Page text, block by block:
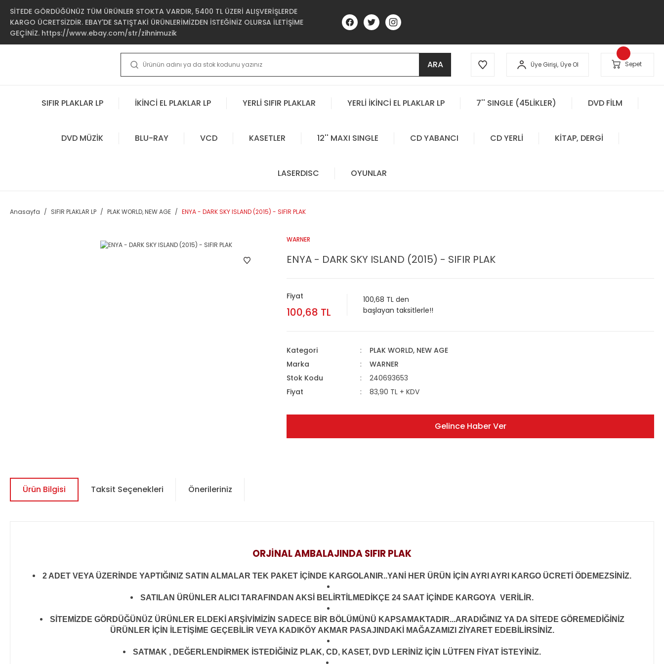
SİTEDE GÖRDÜĞÜNÜZ TÜM ÜRÜNLER STOKTA VARDIR, 5400 TL ÜZERİ ALIŞVERİŞLERDE
KARGO ÜCRETSİZDİR. EBAY'DE SATIŞTAKİ ÜRÜNLERİMİZDEN İSTEĞİNİZ OLURSA İLETİŞİME
GEÇİNİZ. https://www.ebay.com/str/zihnimuzik
ARA Üye Girişi, Üye Ol Sepet
SIFIR PLAKLAR LP İKİNCİ EL PLAKLAR LP YERLİ SIFIR PLAKLAR YERLİ İKİNCİ EL PLAKLAR LP 7'' SINGLE (45LİKLER) DVD FİLM
DVD MÜZİK BLU-RAY VCD KASETLER 12'' MAXI SINGLE CD YABANCI CD YERLİ KİTAP, DERGİ
LASERDISC OYUNLAR
Anasayfa SIFIR PLAKLAR LP PLAK WORLD, NEW AGE ENYA - DARK SKY ISLAND (2015) - SIFIR PLAK
WARNER
ENYA - DARK SKY ISLAND (2015) - SIFIR PLAK
Fiyat
100,68 TL
100,68 TL den
başlayan taksitlerle!!
Kategori
PLAK WORLD, NEW AGE
Marka
WARNER
Stok Kodu
240693653
Fiyat
83,90 TL + KDV
Gelince Haber Ver
Ürün Bilgisi Taksit Seçenekleri Önerileriniz
ORJİNAL AMBALAJINDA SIFIR PLAK
2 ADET VEYA ÜZERİNDE YAPTIĞINIZ SATIN ALMALAR TEK PAKET İÇİNDE KARGOLANIR..YANİ HER ÜRÜN İÇİN AYRI AYRI KARGO ÜCRETİ ÖDEMEZSİNİZ.
SATILAN ÜRÜNLER ALICI TARAFINDAN AKSİ BELİRTİLMEDİKÇE 24 SAAT İÇİNDE KARGOYA VERİLİR.
SİTEMİZDE GÖRDÜĞÜNÜZ ÜRÜNLER ELDEKİ ARŞİVİMİZİN SADECE BİR BÖLÜMÜNÜ KAPSAMAKTADIR...ARADIĞINIZ YA DA SİTEDE GÖREMEDİĞİNİZ
ÜRÜNLER İÇİN İLETİŞİME GEÇEBİLİR VEYA KADIKÖY AKMAR PASAJINDAKİ MAĞAZAMIZI ZİYARET EDEBİLİRSİNİZ.
SATMAK , DEĞERLENDİRMEK İSTEDİĞİNİZ PLAK, CD, KASET, DVD LERİNİZ İÇİN LÜTFEN FİYAT İSTEYİNİZ.